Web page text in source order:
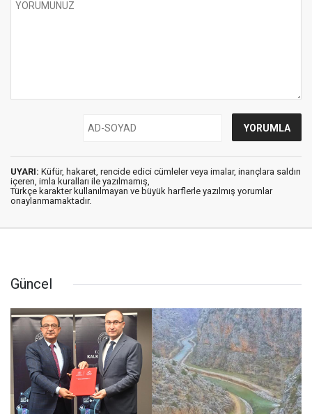
UYARI: Küfür, hakaret, rencide edici cümleler veya imalar, inançlara saldırı
içeren, imla kuralları ile yazılmamış,
Türkçe karakter kullanılmayan ve büyük harflerle yazılmış yorumlar
onaylanmamaktadır.
Güncel